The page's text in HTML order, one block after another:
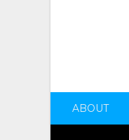
ABOUT